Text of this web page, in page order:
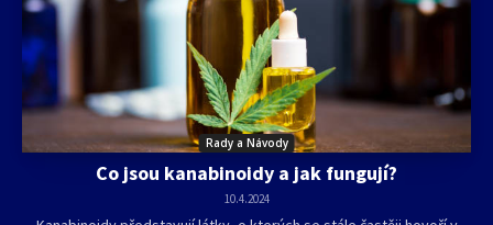
Rady a Návody
Co jsou kanabinoidy a jak fungují?
10.4.2024